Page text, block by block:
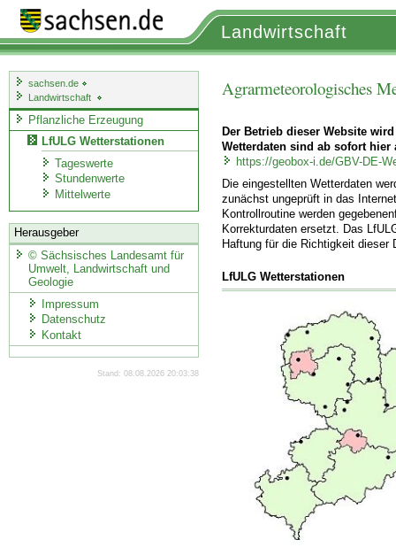
Landwirtschaft
sachsen.de
Landwirtschaft
Pflanzliche Erzeugung
LfULG Wetterstationen
Tageswerte
Stundenwerte
Mittelwerte
Herausgeber
©Sächsisches Landesamt für
Umwelt, Landwirtschaft und
Geologie
Impressum
Datenschutz
Kontakt
Stand: 08.08.2026 20:03:38
Agrarmeteorologisches
Der Betrieb dieser Website
Wetterdaten sind ab sofort hier
https://geobox-i.de/GBV-DE-
Die eingestellten Wetterdaten
zunächst ungeprüft in das
Kontrollroutine werden
Korrekturdaten ersetzt. Das
Haftung für die Richtigkeit dieser
LfULG Wetterstationen